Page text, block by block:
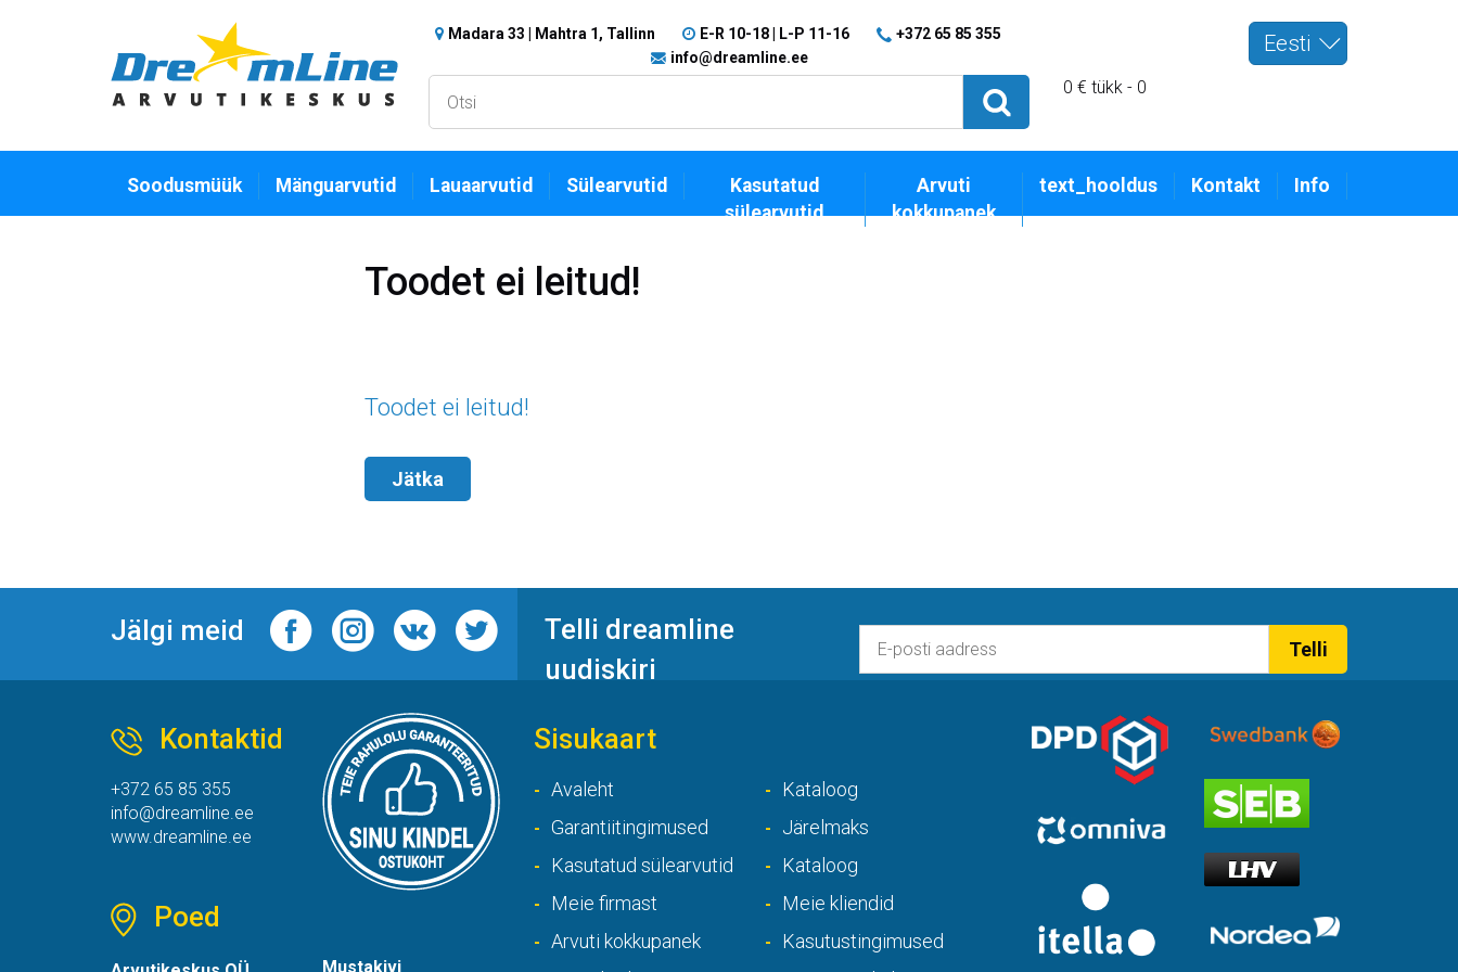
Madara 33 | Mahtra 1, Tallinn E-R 10-18 | L-P 11-16
+372 65 85 355
info@dreamline.ee
Eesti
0 € tükk - 0
Soodusmüük Mänguarvutid Lauaarvutid Sülearvutid
Kasutatud
sülearvutid
Arvuti
kokkupanek
text_hooldus Kontakt Info
Toodet ei leitud!
Toodet ei leitud!
Jätka
Jälgi meid
Telli dreamline
uudiskiri
Telli
Kontaktid
+372 65 85 355
info@dreamline.ee
www.dreamline.ee
Poed
Mustakivi
Sisukaart
Avaleht
Kataloog
Garantiitingimused
Järelmaks
Kasutatud sülearvutid
Kataloog
Meie firmast
Meie kliendid
Arvuti kokkupanek
Kasutustingimused